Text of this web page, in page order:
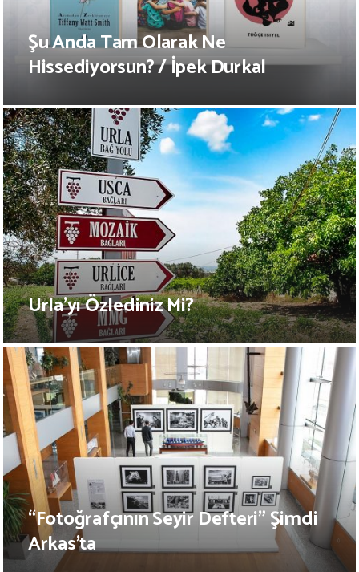
Şu Anda Tam Olarak Ne
Hissediyorsun? / İpek Durkal
Urla’yı Özlediniz Mi?
“Fotoğrafçının Seyir Defteri” Şimdi
Arkas’ta